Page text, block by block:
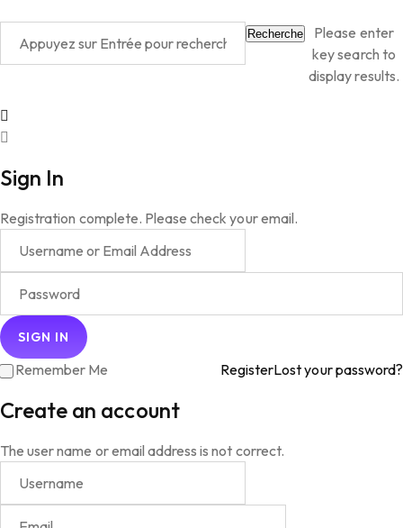
Recherche
Please enter
key search to
display results.
Sign In
Registration complete. Please check your email.
Remember Me RegisterLost your password?
Create an account
The user name or email address is not correct.